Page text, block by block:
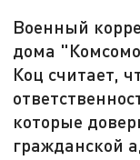
Военный
дома
Коц считает,
которые
гражданской